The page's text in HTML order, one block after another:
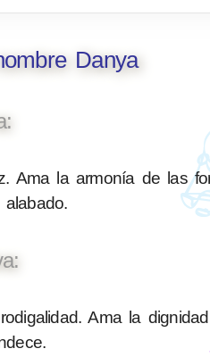
Danya
Ama la armonía de las
Ama la